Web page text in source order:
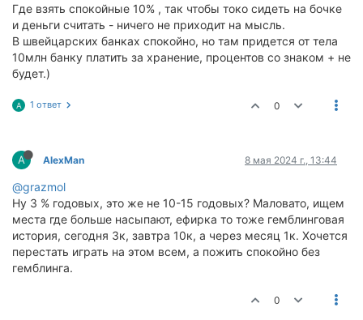
Где взять спокойные 10% , так чтобы токо сидеть на бочке
и деньги считать - ничего не приходит на мысль.
В швейцарских банках спокойно, но там придется от тела
10млн банку платить за хранение, процентов со знаком + не
будет.)
A 1 ответ 0
A AlexMan 8 мая 2024 г., 13:44
@grazmol
Ну 3 % годовых, это же не 10-15 годовых? Маловато, ищем
места где больше насыпают, ефирка то тоже гемблинговая
история, сегодня 3к, завтра 10к, а через месяц 1к. Хочется
перестать играть на этом всем, а пожить спокойно без
гемблинга.
0